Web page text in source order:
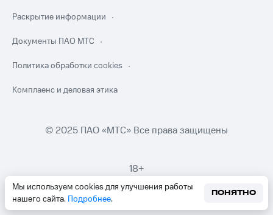
Мы используем cookies для улучшения работы
нашего сайта. Подробнее.
ПОНЯТНО
Раскрытие информации
Документы ПАО МТС
Политика обработки cookies
Комплаенс и деловая этика
© 2025 ПАО «МТС» Все права защищены
18+